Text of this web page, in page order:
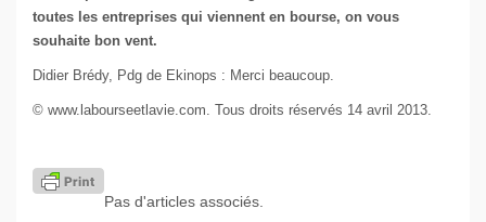
toutes les entreprises qui viennent en bourse, on vous
souhaite bon vent.
Didier Brédy, Pdg de Ekinops : Merci beaucoup.
© www.labourseetlavie.com. Tous droits réservés 14 avril 2013.
Pas d'articles associés.